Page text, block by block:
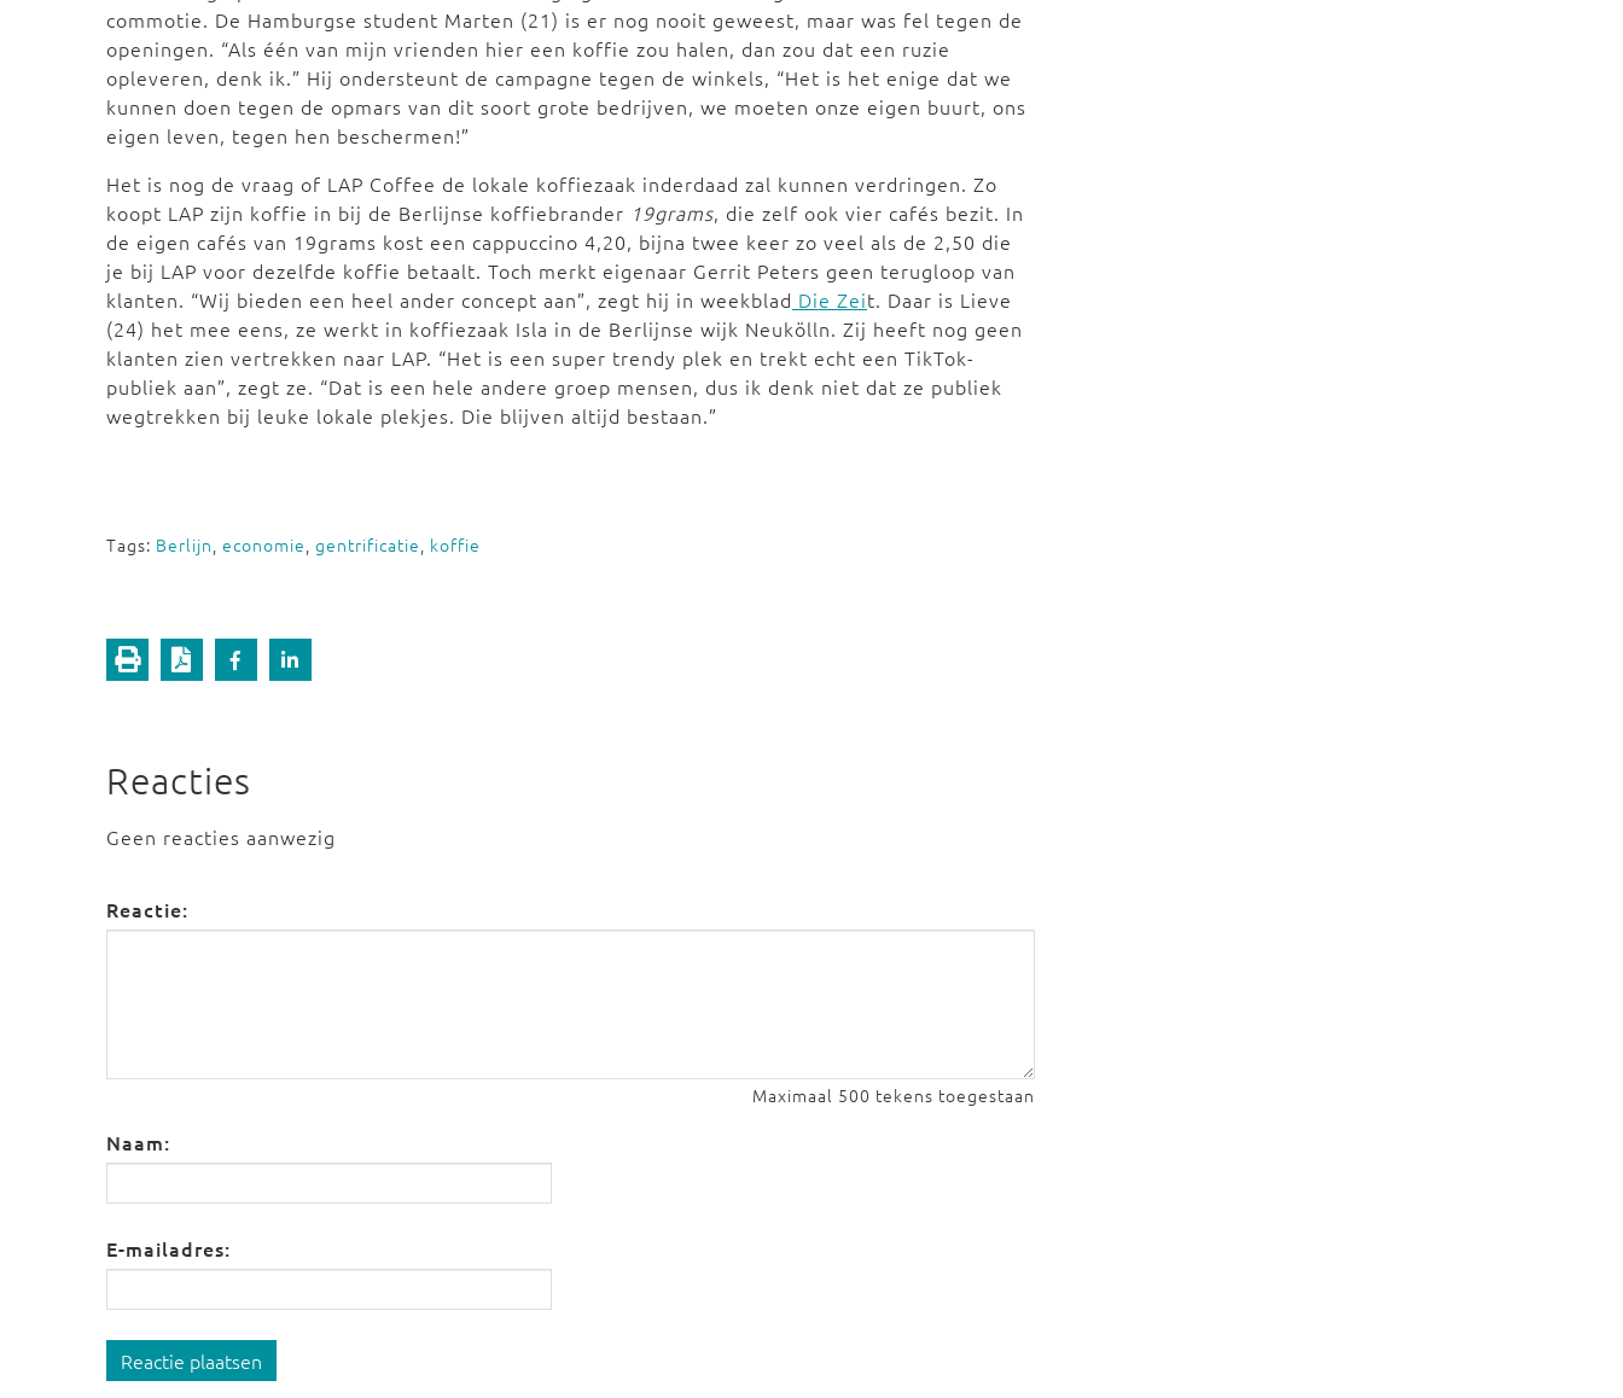
commotie. De Hamburgse student Marten (21) is er nog nooit geweest, maar was fel tegen de
openingen. “Als één van mijn vrienden hier een koffie zou halen, dan zou dat een ruzie
opleveren, denk ik.” Hij ondersteunt de campagne tegen de winkels, “Het is het enige dat we
kunnen doen tegen de opmars van dit soort grote bedrijven, we moeten onze eigen buurt, ons
eigen leven, tegen hen beschermen!”
Het is nog de vraag of LAP Coffee de lokale koffiezaak inderdaad zal kunnen verdringen. Zo
koopt LAP zijn koffie in bij de Berlijnse koffiebrander 19grams, die zelf ook vier cafés bezit. In
de eigen cafés van 19grams kost een cappuccino 4,20, bijna twee keer zo veel als de 2,50 die
je bij LAP voor dezelfde koffie betaalt. Toch merkt eigenaar Gerrit Peters geen terugloop van
klanten. “Wij bieden een heel ander concept aan”, zegt hij in weekblad Die Zeit. Daar is Lieve
(24) het mee eens, ze werkt in koffiezaak Isla in de Berlijnse wijk Neukölln. Zij heeft nog geen
klanten zien vertrekken naar LAP. “Het is een super trendy plek en trekt echt een TikTok-
publiek aan”, zegt ze. “Dat is een hele andere groep mensen, dus ik denk niet dat ze publiek
wegtrekken bij leuke lokale plekjes. Die blijven altijd bestaan.”
Tags: Berlijn, economie, gentrificatie, koffie
Reacties
Geen reacties aanwezig
Reactie:
Maximaal 500 tekens toegestaan
Naam:
E-mailadres:
Reactie plaatsen